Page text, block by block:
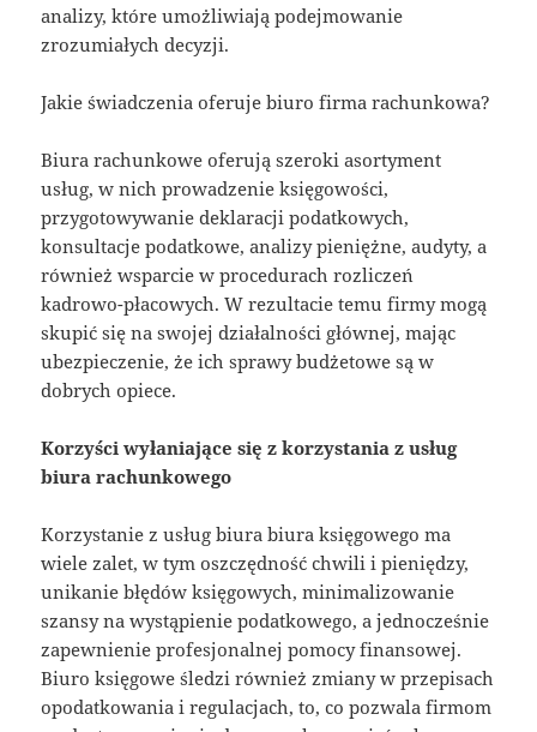
analizy, które umożliwiają podejmowanie
zrozumiałych decyzji.
Jakie świadczenia oferuje biuro firma rachunkowa?
Biura rachunkowe oferują szeroki asortyment
usług, w nich prowadzenie księgowości,
przygotowywanie deklaracji podatkowych,
konsultacje podatkowe, analizy pieniężne, audyty, a
również wsparcie w procedurach rozliczeń
kadrowo-płacowych. W rezultacie temu firmy mogą
skupić się na swojej działalności głównej, mając
ubezpieczenie, że ich sprawy budżetowe są w
dobrych opiece.
Korzyści wyłaniające się z korzystania z usług
biura rachunkowego
Korzystanie z usług biura biura księgowego ma
wiele zalet, w tym oszczędność chwili i pieniędzy,
unikanie błędów księgowych, minimalizowanie
szansy na wystąpienie podatkowego, a jednocześnie
zapewnienie profesjonalnej pomocy finansowej.
Biuro księgowe śledzi również zmiany w przepisach
opodatkowania i regulacjach, to, co pozwala firmom